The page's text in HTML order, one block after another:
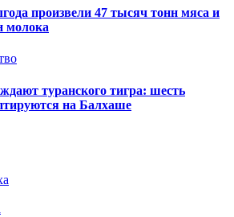
произвели 47 тысяч тонн мяса и
молока
туранского тигра: шесть
на Балхаше